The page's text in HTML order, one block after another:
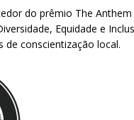
do prêmio The
Equidade e
de conscientização local.